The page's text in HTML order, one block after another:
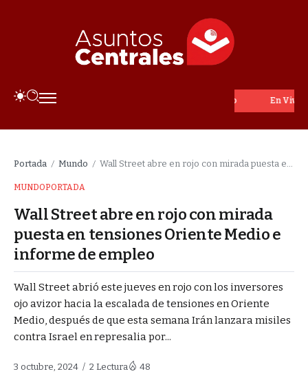
Portada / Mundo / Wall Street abre en rojo con mirada puesta en tensiones Oriente Medio e informe de empleo
MUNDOPORTADA
Wall Street abre en rojo con mirada
puesta en tensiones Oriente Medio e
informe de empleo
Wall Street abrió este jueves en rojo con los inversores
ojo avizor hacia la escalada de tensiones en Oriente
Medio, después de que esta semana Irán lanzara misiles
contra Israel en represalia por...
3 octubre, 2024 2 Lectura 48